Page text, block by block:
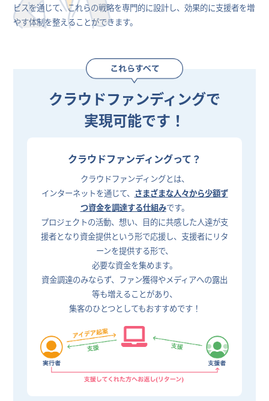
ビスを通じて、これらの戦略を専門的に設計し、効果的に支援者を増
やす体制を整えることができます。
クラウドファンディングで
実現可能です！
クラウドファンディングって？
クラウドファンディングとは、
インターネットを通じて、 さまざまな人々から少額ず
つ資金を調達する仕組みです。
プロジェクトの活動、想い、目的に共感した人達が支
援者となり資金提供という形で応援し、支援者にリタ
ーンを提供する形で、
必要な資金を集めます。
資金調達のみならず、ファン獲得やメディアへの露出
等も増えることがあり、
集客のひとつとしてもおすすめです！